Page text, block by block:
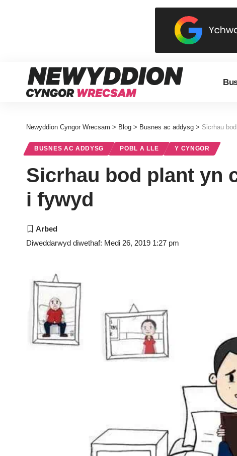
Newyddion Cyngor Wrecsam > Blog > Busnes ac addysg > Sicrhau
BUSNES AC ADDYSG POBL A LLE Y CYNGOR
Sicrhau bod plant yn
i fywyd
Diweddarwyd diwethaf: Medi 26, 2019 1:27 pm